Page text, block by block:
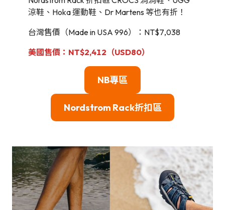
涼鞋、Hoka 運動鞋、Dr Martens 等也有折！
台灣售價（Made in USA 996）：NT$7,038
美國售價：NT$2,412（USD80）
NB專區
Nordstrom Rack折扣區